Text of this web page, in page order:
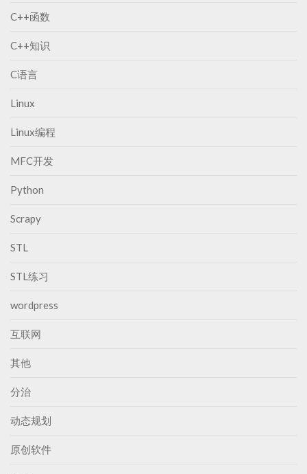
C++函数
C++知识
C语言
Linux
Linux编程
MFC开发
Python
Scrapy
STL
STL练习
wordpress
互联网
其他
分治
动态规划
原创软件